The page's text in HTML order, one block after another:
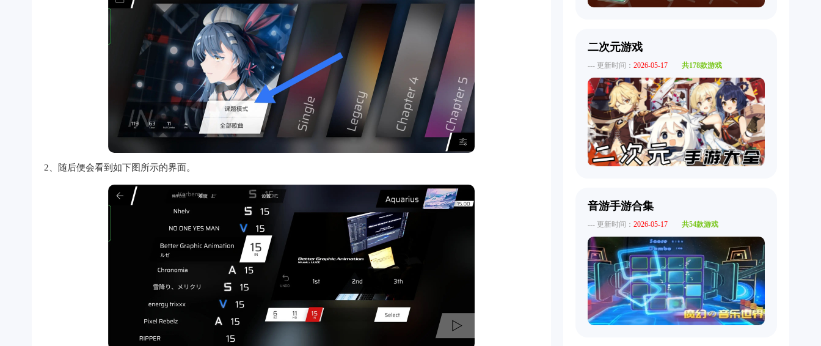
2、随后便会看到如下图所示的界面。
二次元游戏
--- 更新时间： 2026-05-17 共178款游戏
音游手游合集
--- 更新时间： 2026-05-17 共54款游戏